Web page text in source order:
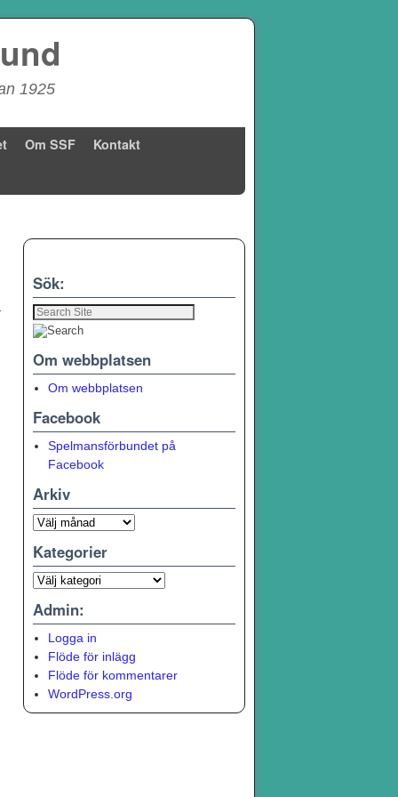
1925
Om SSF Kontakt
Sök:
Om webbplatsen
Om webbplatsen
Facebook
Spelmansförbundet på
Facebook
Arkiv
Kategorier
Admin:
Logga in
Flöde för inlägg
Flöde för kommentarer
WordPress.org